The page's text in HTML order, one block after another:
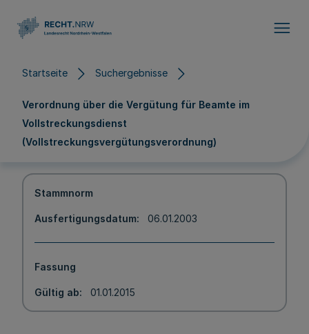
Startseite Suchergebnisse
Verordnung über die Vergütung für Beamte im
Vollstreckungsdienst
(Vollstreckungsvergütungsverordnung)
Stammnorm
Ausfertigungsdatum 06.01.2003
Fassung
Gültig ab 01.01.2015